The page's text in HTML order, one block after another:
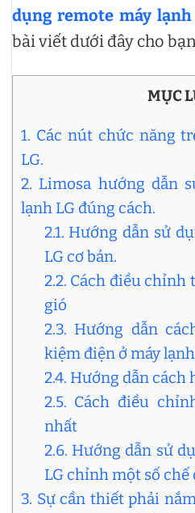
dụng remote máy lạnh
bài viết dưới đây cho
MỤC
1. Các nút chức năng
LG.
2. Limosa hướng dẫn
lạnh LG đúng cách.
2.1. Hướng dẫn sử
LG cơ bản.
2.2. Cách điều chỉnh
gió
2.3. Hướng dẫn
kiệm điện ở máy
2.4. Hướng dẫn cách
2.5. Cách điều
nhất
2.6. Hướng dẫn sử
LG chỉnh một số chế
3. Sự cần thiết phải